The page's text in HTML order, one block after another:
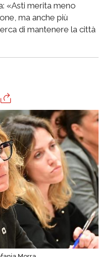
«Asti merita meno
ma anche più
di mantenere la città